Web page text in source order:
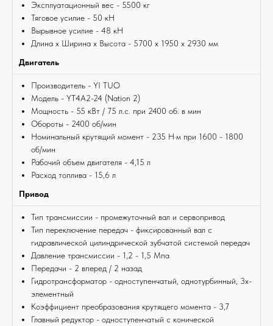
Эксплуатационный вес - 5500 кг
Тяговое усилие - 50 кН
Вырывное усилие - 48 кН
Длина х Ширина х Высота - 5700 х 1950 х 2930 мм
Двигатель
Производитель - YI TUO
Модель - YT4A2-24 (Nation 2)
Мощность - 55 кВт / 75 л.с. при 2400 об. в мин
Обороты - 2400 об/мин
Номинальный крутящий момент - 235 Н·м при 1600 - 1800
об/мин
Рабочий объем двигателя - 4,15 л
Расход топлива - 15,6 л
Привод
Тип трансмиссии - промежуточный вал и сервопривод
Тип переключение передач - фиксированный вал с
гидравлической цилиндрической зубчатой системой передач
Давление трансмиссии - 1,2 - 1,5 Мпа
Передачи - 2 вперед / 2 назад
Гидротрансформатор - одноступенчатый, однотурбинный, 3х-
элементный
Коэффициент преобразования крутящего момента - 3,7
Главный редуктор - одноступенчатый с конической